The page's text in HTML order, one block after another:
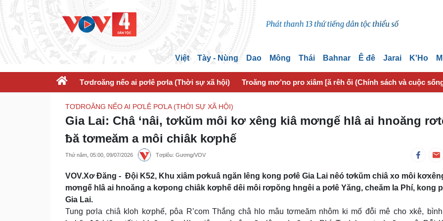
Việt Tày - Nùng Dao Mông Thái Bahnar Ê đê Jarai K'Ho
Tơdroăng nếo ai pơlê pơla (Thời sự xã hội) Troăng mơ’no pro xiâm [ă rêh ối (Chính sách và cuộc
TƠDROĂNG NẾO AI PƠLÊ PƠLA (THỜI SỰ XÃ HỘI)
Gia Lai: Châ ‘nâi, tơkŭm môi kơ xêng kiâ mơngế hlâ ai hnoăng
ƀă tơmeăm a môi chiâk kơphế
Thứ năm, 05:00, 09/07/2026 Tơplôu: Gương/VOV
VOV.Xơ Đăng - Đội K52, Khu xiâm pơkuâ ngăn lêng kong pơlê Gia Lai nêó tơkŭm chiâ xo môi
mơngế hlâ ai hnoăng a kơpong chiâk kơphế dêi môi rơpŏng hngêi a pơlê Yăng, cheăm Ia Phí, kong
Gia Lai.
Tung pơla chiâ kloh kơphế, pôa R’com Thắng châ hlo mâu tơmeăm nhôm ki mố đô̆i mê cho xkê,